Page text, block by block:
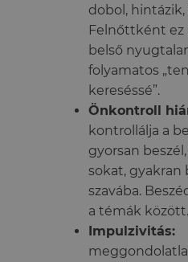
dobol, hintázik,
Felnőttként ez
belső
folyamatos
kereséssé”.
Önkontroll
kontrollálja a
gyorsan
sokat, gyakran
szavába.
a témák között.
Impulzivitás: